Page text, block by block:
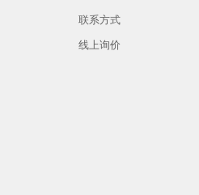
联系方式
线上询价